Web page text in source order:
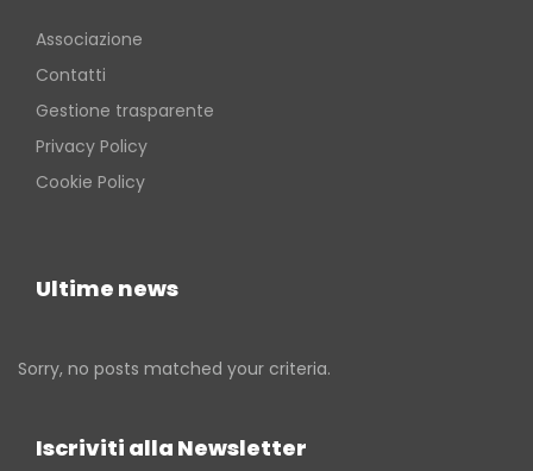
Associazione
Contatti
Gestione trasparente
Privacy Policy
Cookie Policy
Ultime news
Sorry, no posts matched your criteria.
Iscriviti alla Newsletter